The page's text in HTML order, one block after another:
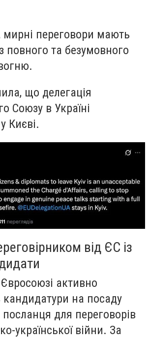
мирні переговори мають
повного та безумовного
що делегація
Союзу в Україні
Києві.
від ЄС із
активно
на посаду
посланця для переговорів
української війни. За